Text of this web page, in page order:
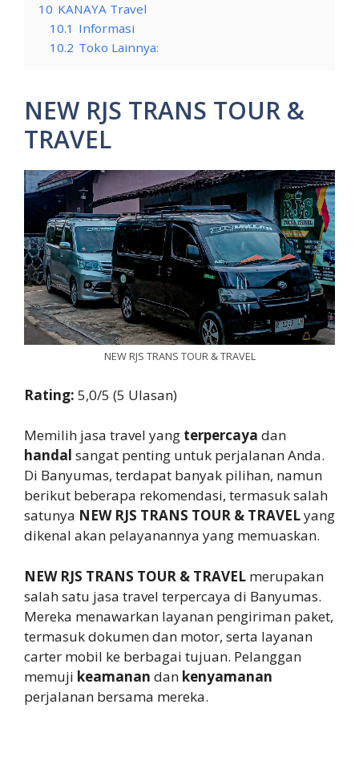
10 KANAYA Travel
10.1 Informasi
10.2 Toko Lainnya:
NEW RJS TRANS TOUR &
TRAVEL
NEW RJS TRANS TOUR & TRAVEL
Rating: 5,0/5 (5 Ulasan)
Memilih jasa travel yang terpercaya dan
handal sangat penting untuk perjalanan Anda.
Di Banyumas, terdapat banyak pilihan, namun
berikut beberapa rekomendasi, termasuk salah
satunya NEW RJS TRANS TOUR & TRAVELyang
dikenal akan pelayanannya yang memuaskan.
NEW RJS TRANS TOUR & TRAVEL merupakan
salah satu jasa travel terpercaya di Banyumas.
Mereka menawarkan layanan pengiriman paket,
termasuk dokumen dan motor, serta layanan
carter mobil ke berbagai tujuan. Pelanggan
memuji keamanan dan kenyamanan
perjalanan bersama mereka.